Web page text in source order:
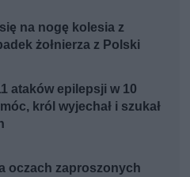
na nogę kolesia z
żołnierza z Polski
ataków epilepsji w 10
król wyjechał i szukał
oczach zaproszonych